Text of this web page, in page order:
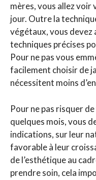
mères, vous allez voir
jour. Outre la
végétaux, vous devez
techniques précises
Pour ne pas vous
facilement choisir de
nécessitent moins
Pour ne pas risquer
quelques mois, vous
indications, sur leur
favorable à leur
de l’esthétique au
prendre soin, cela